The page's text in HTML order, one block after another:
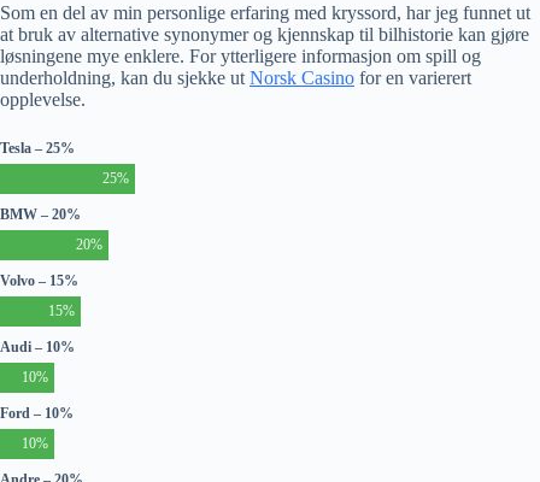
Som en del av min personlige erfaring med kryssord, har jeg funnet ut
at bruk av alternative synonymer og kjennskap til bilhistorie kan gjøre
løsningene mye enklere. For ytterligere informasjon om spill og
underholdning, kan du sjekke ut Norsk Casino for en varierert
opplevelse.
Tesla – 25%
25%
BMW – 20%
20%
Volvo – 15%
15%
Audi – 10%
10%
Ford – 10%
10%